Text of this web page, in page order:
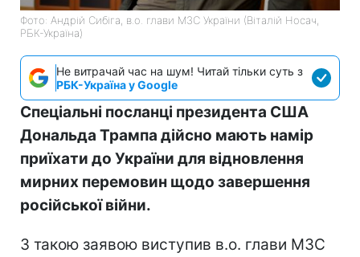
Фото: Андрій Сибіга, в.о. глави МЗС України (Віталій Носач,
РБК-Україна)
Не витрачай час на шум! Читай тільки суть з
РБК-Україна у Google
Спеціальні посланці президента США
Дональда Трампа дійсно мають намір
приїхати до України для відновлення
мирних перемовин щодо завершення
російської війни.
З такою заявою виступив в.о. глави МЗС